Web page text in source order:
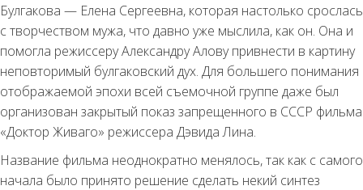
Булгакова — Елена Сергеевна, которая настолько срослась
с творчеством мужа, что давно уже мыслила, как он. Она и
помогла режиссеру Александру Алову привнести в картину
неповторимый булгаковский дух. Для большего понимания
отображаемой эпохи всей съемочной группе даже был
организован закрытый показ запрещенного в СССР фильма
«Доктор Живаго» режиссера Дэвида Лина.
Название фильма неоднократно менялось, так как с самого
начала было принято решение сделать некий синтез